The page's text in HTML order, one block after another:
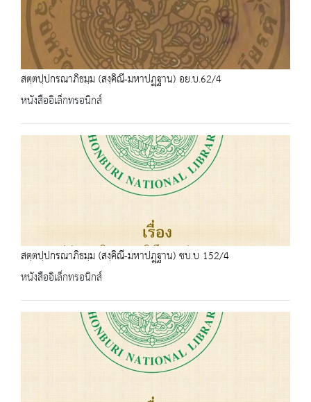
สตฺตปฺปกรณาภิธมฺม (สงฺคิณี-มหาปฏฺฐาน) อย.บ.62/4
หนังสืออิเล็กทรอนิกส์
สตฺตปฺปกรณาภิธมฺม (สงฺคิณี-มหาปฎฺฐาน) ชบ.บ 152/4
หนังสืออิเล็กทรอนิกส์